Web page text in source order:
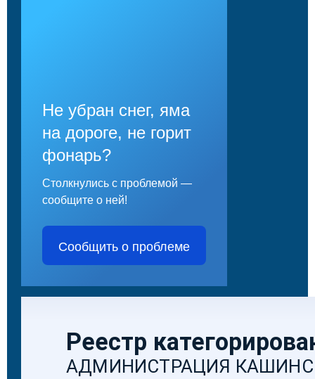
Не убран снег, яма
на дороге, не горит
фонарь?
Столкнулись с проблемой —
сообщите о ней!
Сообщить о проблеме